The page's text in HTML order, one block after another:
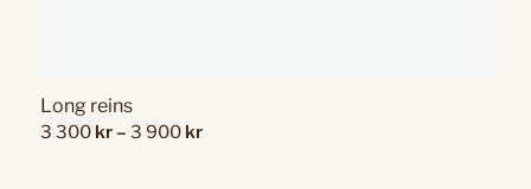
Long reins
3 300 kr– 3 900 krPrice